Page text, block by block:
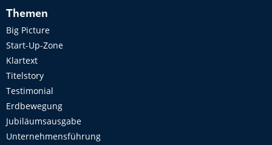
Themen
Big Picture
Start-Up-Zone
Klartext
Titelstory
Testimonial
Erdbewegung
Jubiläumsausgabe
Unternehmensführung